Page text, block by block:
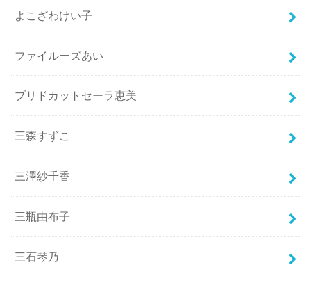
よこざわけい子
ファイルーズあい
ブリドカットセーラ恵美
三森すずこ
三澤紗千香
三瓶由布子
三石琴乃